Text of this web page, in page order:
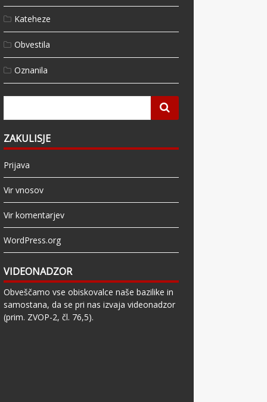
Kateheze
Obvestila
Oznanila
ZAKULISJE
Prijava
Vir vnosov
Vir komentarjev
WordPress.org
VIDEONADZOR
Obveščamo vse obiskovalce naše bazilike in
samostana, da se pri nas izvaja videonadzor
(prim. ZVOP-2, čl. 76,5).